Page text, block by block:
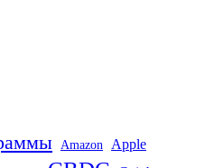
Amazon Apple